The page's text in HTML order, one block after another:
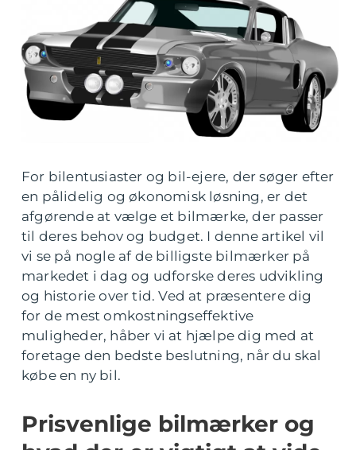
For bilentusiaster og bil-ejere, der søger efter
en pålidelig og økonomisk løsning, er det
afgørende at vælge et bilmærke, der passer
til deres behov og budget. I denne artikel vil
vi se på nogle af de billigste bilmærker på
markedet i dag og udforske deres udvikling
og historie over tid. Ved at præsentere dig
for de mest omkostningseffektive
muligheder, håber vi at hjælpe dig med at
foretage den bedste beslutning, når du skal
købe en ny bil.
Prisvenlige bilmærker og